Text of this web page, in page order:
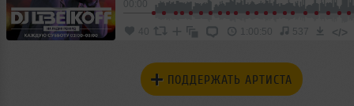
1:00:50 537 </>
ПОДДЕРЖАТЬ АРТИСТА